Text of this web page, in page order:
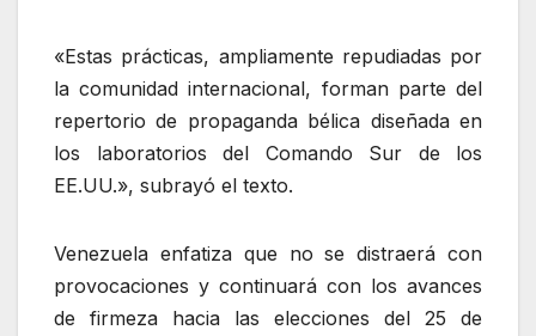
«Estas prácticas, ampliamente repudiadas por
la comunidad internacional, forman parte del
repertorio de propaganda bélica diseñada en
los laboratorios del Comando Sur de los
EE.UU.», subrayó el texto.
Venezuela enfatiza que no se distraerá con
provocaciones y continuará con los avances
de firmeza hacia las elecciones del 25 de